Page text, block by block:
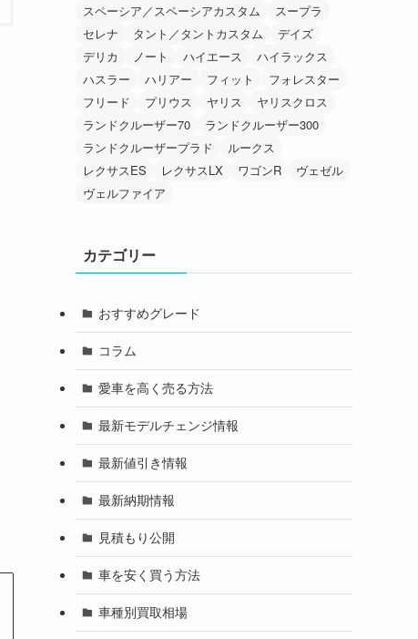
スペーシア／スペーシアカスタム
スープラ
セレナ
タント／タントカスタム
デイズ
デリカ
ノート ハイエース
ハイラックス
ハスラー
ハリアー フィット
フォレスター
フリード
プリウス ヤリス
ヤリスクロス
ランドクルーザー70
ランドクルーザー300
ランドクルーザープラド
ルークス
レクサスES
レクサスLX ワゴンR
ヴェゼル
ヴェルファイア
カテゴリー
おすすめグレード
コラム
愛車を高く売る方法
最新モデルチェンジ情報
最新値引き情報
最新納期情報
見積もり公開
車を安く買う方法
車種別買取相場